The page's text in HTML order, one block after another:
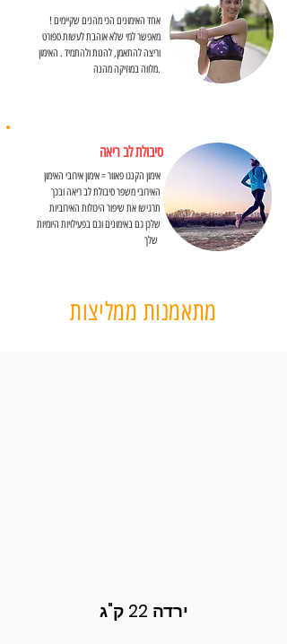
אחד האימונים הכי מהנים שקיימים !
מאפשר למי שלא אוהבת לעשות ספורט
וריצה להתאמן, להנות ולהתמיד . האימון
מלווה במוזיקה מהנה.
סיבולת לב ריאה
אימון הקנגו פאוור = אימון אירובי האימון
האירובי משפר סיבולת לב ריאה ובכך
תרגישו את שיפור היכולות האירוביות
שלכן גם באימונים וגם בפעילויות היומיות
מתאמנות ממליצות
ירדה 22 ק"ג